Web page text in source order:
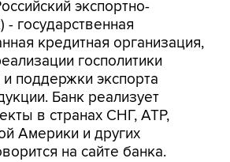
кредитная организация,
госполитики
и поддержки экспорта
Банк реализует
в странах СНГ, АТР,
Америки и других
на сайте банка.
ООО "Бюрократ". В